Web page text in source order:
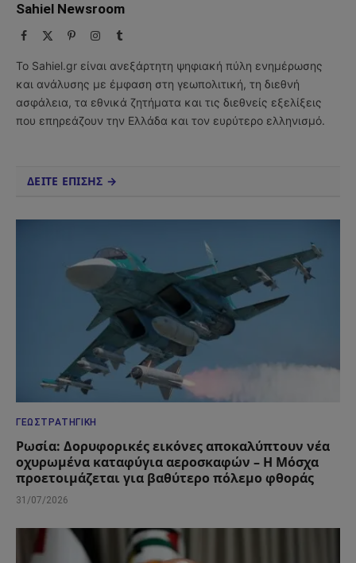
Sahiel Newsroom
Facebook PinterestInstagram
Tumblr
Το Sahiel.gr είναι ανεξάρτητη ψηφιακή πύλη ενημέρωσης
και ανάλυσης με έμφαση στη γεωπολιτική, τη διεθνή
ασφάλεια, τα εθνικά ζητήματα και τις διεθνείς εξελίξεις
που επηρεάζουν την Ελλάδα και τον ευρύτερο ελληνισμό.
ΔΕΙΤΕ ΕΠΙΣΗΣ →
ΓΕΩΣΤΡΑΤΗΓΙΚΉ
Ρωσία: Δορυφορικές εικόνες αποκαλύπτουν νέα
οχυρωμένα καταφύγια αεροσκαφών – Η Μόσχα
προετοιμάζεται για βαθύτερο πόλεμο φθοράς
31/07/2026